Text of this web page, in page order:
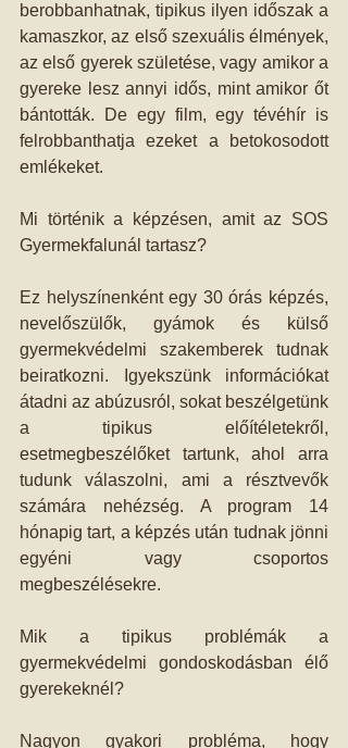
berobbanhatnak, tipikus ilyen időszak a
kamaszkor, az első szexuális élmények,
az első gyerek születése, vagy amikor a
gyereke lesz annyi idős, mint amikor őt
bántották. De egy film, egy tévéhír is
felrobbanthatja ezeket a betokosodott
emlékeket.
Mi történik a képzésen, amit az SOS
Gyermekfalunál tartasz?
Ez helyszínenként egy 30 órás képzés,
nevelőszülők, gyámok és külső
gyermekvédelmi szakemberek tudnak
beiratkozni. Igyekszünk információkat
átadni az abúzusról, sokat beszélgetünk
a tipikus előítéletekről,
esetmegbeszélőket tartunk, ahol arra
tudunk válaszolni, ami a résztvevők
számára nehézség. A program 14
hónapig tart, a képzés után tudnak jönni
egyéni vagy csoportos
megbeszélésekre.
Mik a tipikus problémák a
gyermekvédelmi gondoskodásban élő
gyerekeknél?
Nagyon gyakori probléma, hogy